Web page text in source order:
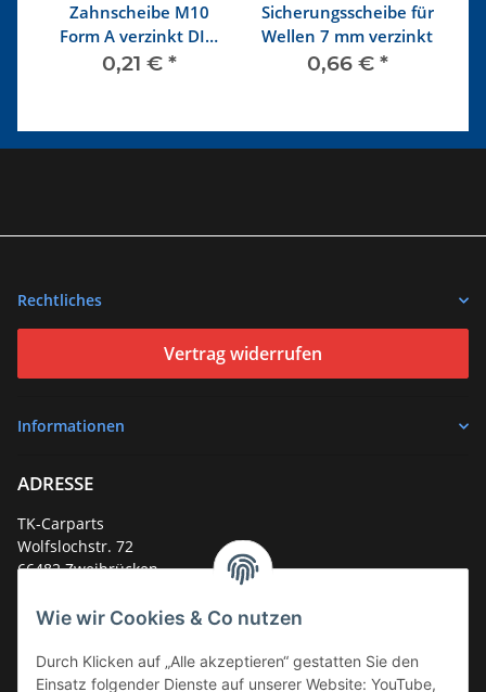
Wie wir Cookies & Co nutzen
Durch Klicken auf „Alle akzeptieren“ gestatten Sie den
Einsatz folgender Dienste auf unserer Website: YouTube,
Zahnscheibe M10
Form A verzinkt DIN
6797
0,21 € *
Sicherungsscheibe für
Wellen 7 mm verzinkt
0,66 € *
Rechtliches
Vertrag widerrufen
Informationen
ADRESSE
TK-Carparts
Wolfslochstr. 72
66482 Zweibrücken
Service-Hotline +49 (0)6332 - 48 58 48
E-Mail:mail@tk-carparts.de